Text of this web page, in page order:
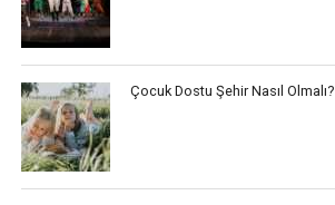
Çocuk Dostu Şehir Nasıl Olmalı?